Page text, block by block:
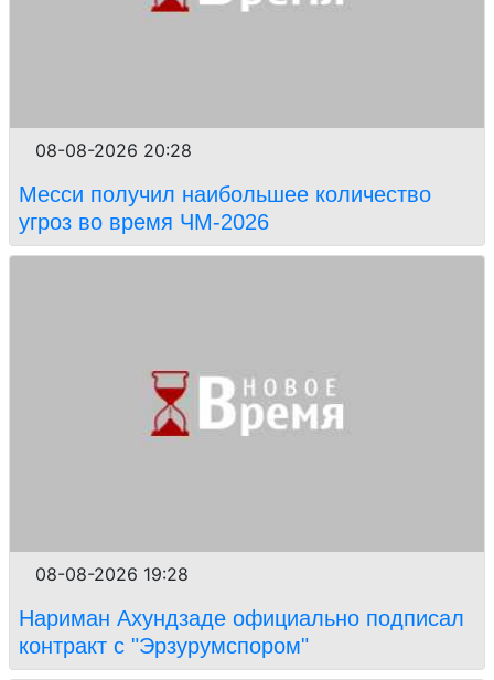
08-08-2026 20:28
Месси получил наибольшее количество
угроз во время ЧМ-2026
08-08-2026 19:28
Нариман Ахундзаде официально подписал
контракт с "Эрзурумспором"